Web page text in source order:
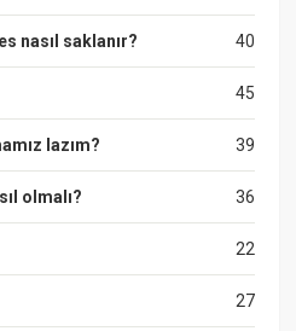
40
nasıl saklanır?
45
39
lazım?
36
olmalı?
22
27